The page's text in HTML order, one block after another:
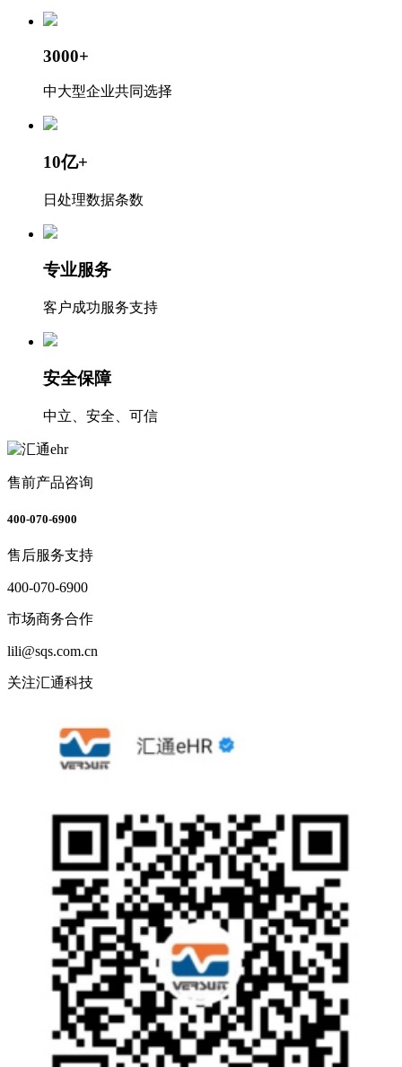
3000+
中大型企业共同选择
10亿+
日处理数据条数
专业服务
客户成功服务支持
安全保障
中立、安全、可信
售前产品咨询
400-070-6900
售后服务支持
400-070-6900
市场商务合作
lili@sqs.com.cn
关注汇通科技